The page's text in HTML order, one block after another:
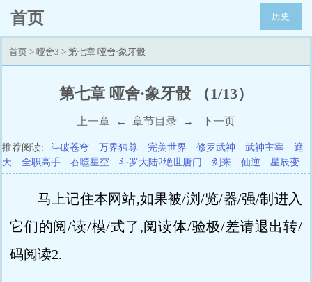
首页 历史
首页 > 哑舍3 > 第七章 哑舍·象牙骰
第七章 哑舍·象牙骰 （1/13）
上一章 ← 章节目录 → 下一页
推荐阅读: 斗破苍穹 万界独尊 完美世界 修罗武神 武神主宰
遮
天
全职高手 吞噬星空 斗罗大陆2绝世唐门 剑来 仙逆 星辰变
马上记住本网站,如果被/浏/览/器/强/制进入
它们的阅/读/模/式了,阅读体/验极/差请退出转/
码阅读2.